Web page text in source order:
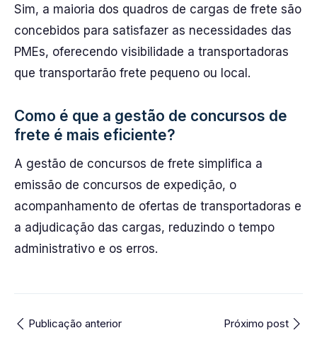
Sim, a maioria dos quadros de cargas de frete são
concebidos para satisfazer as necessidades das
PMEs, oferecendo visibilidade a transportadoras
que transportarão frete pequeno ou local.
Como é que a gestão de concursos de
frete é mais eficiente?
A gestão de concursos de frete simplifica a
emissão de concursos de expedição, o
acompanhamento de ofertas de transportadoras e
a adjudicação das cargas, reduzindo o tempo
administrativo e os erros.
Publicação anterior Próximo post